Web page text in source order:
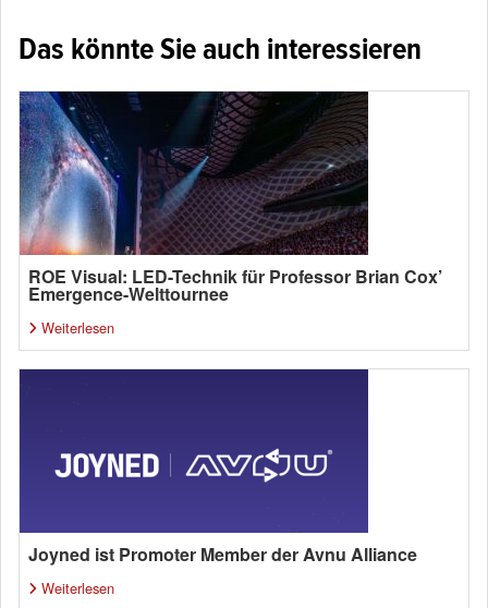
Das könnte Sie auch interessieren
ROE Visual: LED-Technik für Professor Brian Cox’
Emergence-Welttournee
Weiterlesen
Joyned ist Promoter Member der Avnu Alliance
Weiterlesen